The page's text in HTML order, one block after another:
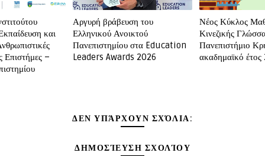
και
Επιστήμες –
Αργυρή βράβευση του
Ελληνικού Ανοικτού
Πανεπιστημίου στα Education
Leaders Awards 2026
Νέος Κύκλος
Κινεζικής
Πανεπιστήμιο
ακαδημαϊκό
ΔΕΝ ΥΠΆΡΧΟΥΝ ΣΧΌΛΙΑ:
ΔΗΜΟΣΊΕΥΣΗ ΣΧΟΛΊΟΥ